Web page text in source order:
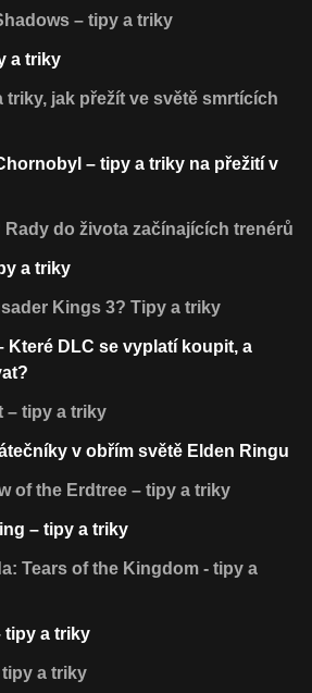
– tipy a triky
a triky
triky, jak přežít ve světě smrtících
– tipy a triky na přežití v
do života začínajících trenérů
a triky
Kings 3? Tipy a triky
Které DLC se vyplatí koupit, a
– tipy a triky
v obřím světě Elden Ringu
of the Erdtree – tipy a triky
– tipy a triky
Tears of the Kingdom - tipy a
tipy a triky
tipy a triky